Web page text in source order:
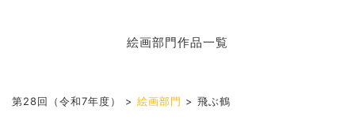
絵画部門作品一覧
第28回（令和7年度） > 絵画部門 > 飛ぶ鶴